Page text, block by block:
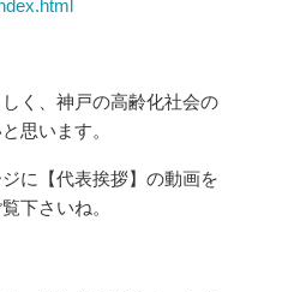
く、神戸の高齢化社会の
思います。
に【代表挨拶】の動画を
下さいね。